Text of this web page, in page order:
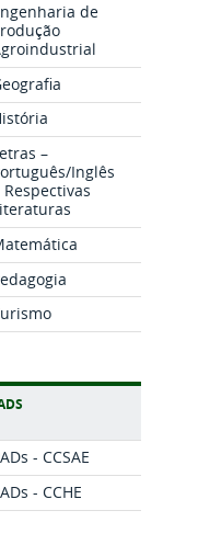
de
–
Inglês
Respectivas
- CCSAE
- CCHE